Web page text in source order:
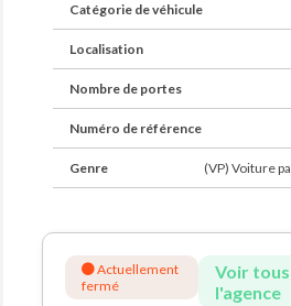
Catégorie de véhicule
Localisation
Nombre de portes
Numéro de référence
Genre (VP) Voiture
Actuellement
fermé
Voir
l'agence